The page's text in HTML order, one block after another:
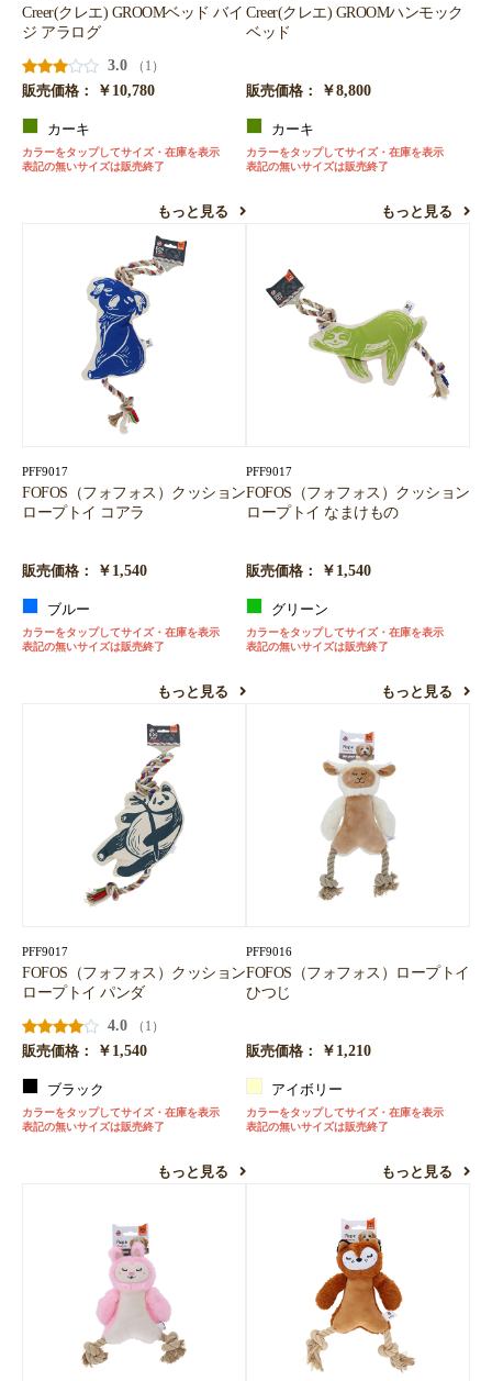
Creer(クレエ) GROOMベッド バイ
ジ アラログ
3.0
（1）
販売価格：
￥10,780
カーキ
カラーをタップしてサイズ・在庫を表示
表記の無いサイズは販売終了
もっと見る
Creer(クレエ) GROOMハンモック
ベッド
販売価格： ￥8,800
カーキ
カラーをタップしてサイズ・在庫を表示
表記の無いサイズは販売終了
もっと見る
PFF9017
FOFOS（フォフォス）クッション
ロープトイ コアラ
販売価格： ￥1,540
ブルー
カラーをタップしてサイズ・在庫を表示
表記の無いサイズは販売終了
もっと見る
PFF9017
FOFOS（フォフォス）クッション
ロープトイ なまけもの
販売価格： ￥1,540
グリーン
カラーをタップしてサイズ・在庫を表示
表記の無いサイズは販売終了
もっと見る
PFF9017
FOFOS（フォフォス）クッション
ロープトイ パンダ
4.0
（1）
販売価格：
￥1,540
ブラック
カラーをタップしてサイズ・在庫を表示
表記の無いサイズは販売終了
もっと見る
PFF9016
FOFOS（フォフォス）ロープトイ
ひつじ
販売価格： ￥1,210
アイボリー
カラーをタップしてサイズ・在庫を表示
表記の無いサイズは販売終了
もっと見る